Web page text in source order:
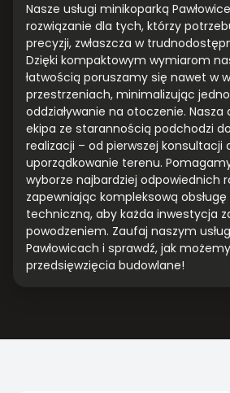
Nasze usługi minikoparką
rozwiązanie dla tych, którzy
precyzji, zwłaszcza w
Dzięki kompaktowym wymiarom
łatwością poruszamy się nawet w
przestrzeniach, minimalizując
oddziaływanie na otoczenie. Nasza
ekipa ze starannością podchodzi
realizacji – od pierwszej konsultacji
uporządkowanie terenu.
wyborze najbardziej odpowiednich
zapewniając kompleksową
techniczną, aby każda inwestycja
powodzeniem. Zaufaj naszym
Pawłowicach i sprawdź, jak
przedsięwzięcia budowlane!